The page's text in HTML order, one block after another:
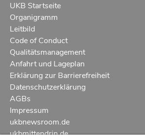
UKB Startseite
Organigramm
Leitbild
Code of Conduct
Qualitätsmanagement
Anfahrt und Lageplan
Erklärung zur Barrierefreiheit
Datenschutzerklärung
AGBs
Impressum
ukbnewsroom.de
ukbmittendrin.de